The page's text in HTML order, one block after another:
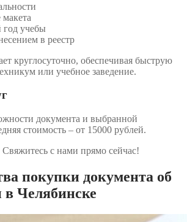
учебы
в реестр
круглосуточно, обеспечивая быструю
или учебное заведение.
документа и выбранной
стоимость – от 15000 рублей.
с нами прямо сейчас!
покупки документа об
в Челябинске